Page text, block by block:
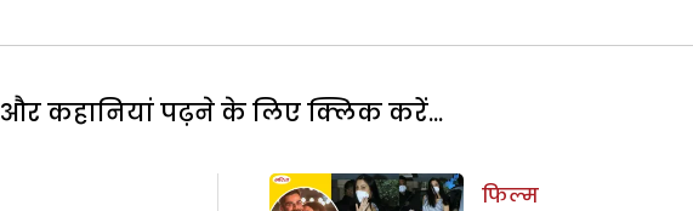
और कहानियां पढ़ने के लिए क्लिक करें...
फिल्म